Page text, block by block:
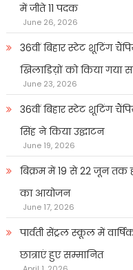
में जीते 11 पदक
June 26, 2026
36वीं बिहार स्टेट शूटिंग
खिलाडिय़ों को किया गया
June 23, 2026
36वीं बिहार स्टेट शूटिंग
सिंह ने किया उद्घाटन
June 19, 2026
बिक्रम में 19 से 22 जून तक
का आयोजन
June 17, 2026
पार्वती सेंट्रल स्कूल में
छात्राएं हुए सम्मानित